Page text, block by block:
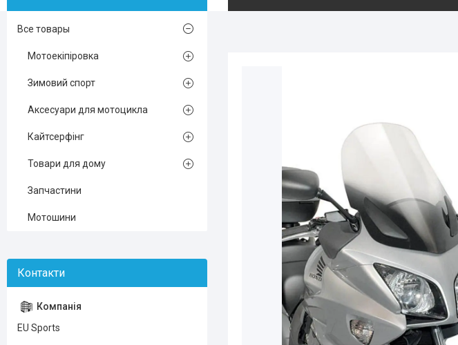
Все товары
Мотоекіпіровка
Зимовий спорт
Аксесуари для мотоцикла
Кайтсерфінг
Товари для дому
Запчастини
Мотошини
EU Sports